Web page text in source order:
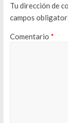
Tu dirección de
campos
Comentario *